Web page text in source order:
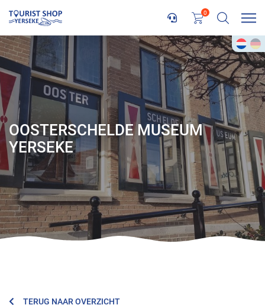
0
OOSTERSCHELDE MUSEUM
YERSEKE
TERUG NAAR OVERZICHT